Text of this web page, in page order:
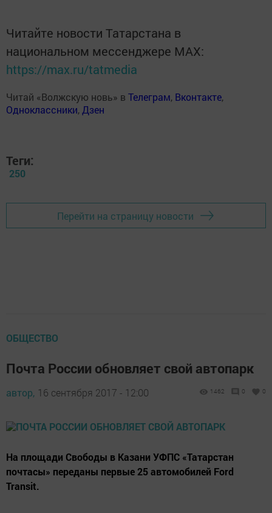
Читайте новости Татарстана в
национальном мессенджере MАХ:
https://max.ru/tatmedia
Читай «Волжскую новь» в Телеграм, Вконтакте,
Одноклассники,Дзен
Теги:
250
Перейти на страницу новости
ОБЩЕСТВО
Почта России обновляет свой автопарк
автор, 16 сентября 2017 - 12:00 1462 0 0
На площади Свободы в Казани УФПС «Татарстан
почтасы» переданы первые 25 автомобилей Ford
Transit.